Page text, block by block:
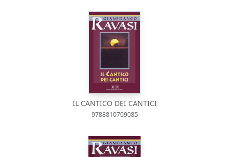
IL CANTICO DEI CANTICI
9788810709085